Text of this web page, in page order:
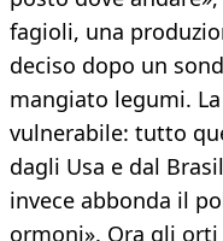
fagioli, una
deciso dopo un
mangiato legumi.
vulnerabile: tutto
dagli Usa e dal
invece abbonda il
ormoni». Ora gli